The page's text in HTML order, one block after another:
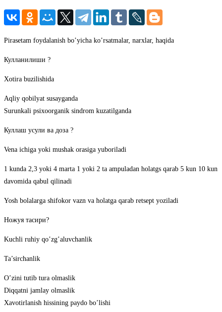
Pirasetam foydalanish bo’yicha ko’rsatmalar, narxlar, haqida
Кулланилиши ?
Xotira buzilishida
Aqliy qobilyat susayganda
Surunkali psixoorganik sindrom kuzatilganda
Куллаш усули ва доза ?
Vena ichiga yoki mushak orasiga yuboriladi
1 kunda 2,3 yoki 4 marta 1 yoki 2 ta ampuladan holatgs qarab 5 kun 10 kun
davomida qabul qilinadi
Yosh bolalarga shifokor vazn va holatga qarab retsept yoziladi
Ножуя тасири?
Kuchli ruhiy qo’zg’aluvchanlik
Ta’sirchanlik
O’zini tutib tura olmaslik
Diqqatni jamlay olmaslik
Xavotirlanish hissining paydo bo’lishi